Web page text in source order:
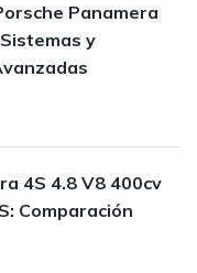
Panamera
y
4S 4.8 V8 400cv
Comparación